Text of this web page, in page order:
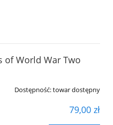
of World War Two
Dostępność:towar dostępny
79,00 zł